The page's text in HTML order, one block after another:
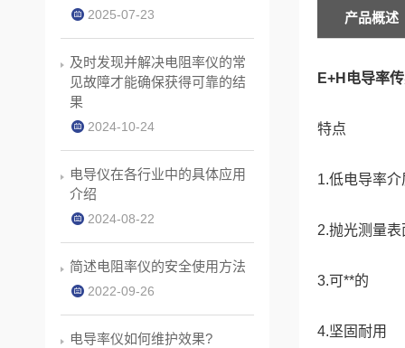
产品概述
E+H电导率
特点
1.低电导率
2.抛光测量
3.可**的
4.坚固耐用
2025-07-23
及时发现并解决电阻率仪的常
见故障才能确保获得可靠的结
果
2024-10-24
电导仪在各行业中的具体应用
介绍
2024-08-22
简述电阻率仪的安全使用方法
2022-09-26
电导率仪如何维护效果?